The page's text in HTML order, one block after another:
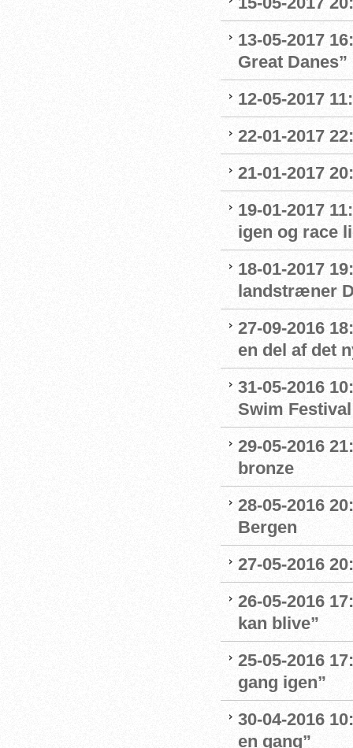
13-05-2017
Great Danes”
12-05-2017
22-01-2017
21-01-2017
19-01-2017
igen og race
18-01-2017
landstræner
27-09-2016
en del af det
31-05-2016
Swim Festival
29-05-2016
bronze
28-05-2016
Bergen
27-05-2016
26-05-2016
kan blive”
25-05-2016
gang igen”
30-04-2016
en gang”